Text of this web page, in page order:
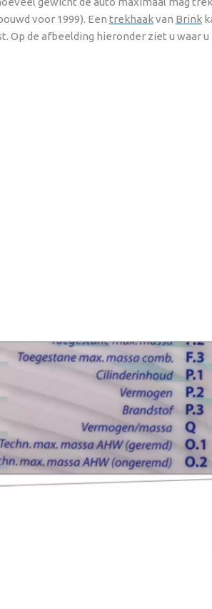
voor 1999). Een trekhaakvan Brink
Op de afbeelding hieronder ziet u waar